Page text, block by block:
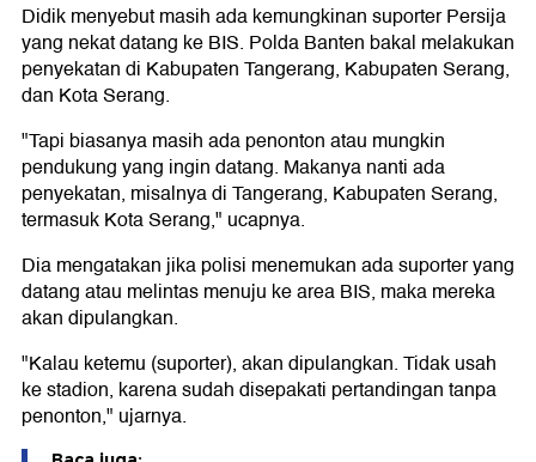
Didik menyebut masih ada kemungkinan suporter Persija
yang nekat datang ke BIS. Polda Banten bakal melakukan
penyekatan di Kabupaten Tangerang, Kabupaten Serang,
dan Kota Serang.
"Tapi biasanya masih ada penonton atau mungkin
pendukung yang ingin datang. Makanya nanti ada
penyekatan, misalnya di Tangerang, Kabupaten Serang,
termasuk Kota Serang," ucapnya.
Dia mengatakan jika polisi menemukan ada suporter yang
datang atau melintas menuju ke area BIS, maka mereka
akan dipulangkan.
"Kalau ketemu (suporter), akan dipulangkan. Tidak usah
ke stadion, karena sudah disepakati pertandingan tanpa
penonton," ujarnya.